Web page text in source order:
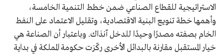
الاستراتيجية للقطاع الصناعي ضمن خطط التنمية الخامسة،
وأهمها خطة تنويع البنية الاقتصادية، وتقليل الاعتماد على النفط
الخام بصفته مصدرًا وحيدًا للدخل آنذاك. وباعتبار أن الصناعة هي
خيار المستقبل مقارنة بالبدائل الأخرى ركّزت حكومة المملكة في بداية